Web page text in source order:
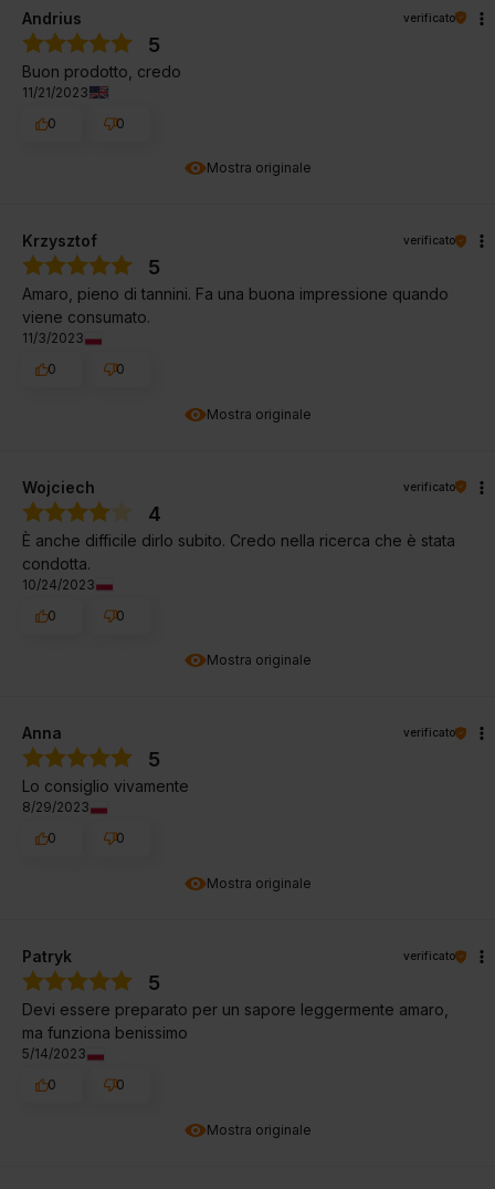
Mostra originale
Andrius verificato
5
Buon prodotto, credo
11/21/2023
0
0
Mostra originale
Krzysztof verificato
5
Amaro, pieno di tannini. Fa una buona impressione quando
viene consumato.
11/3/2023
0
0
Mostra originale
Wojciech verificato
4
È anche difficile dirlo subito. Credo nella ricerca che è stata
condotta.
10/24/2023
0
0
Mostra originale
Anna verificato
5
Lo consiglio vivamente
8/29/2023
0
0
Mostra originale
Patryk verificato
5
Devi essere preparato per un sapore leggermente amaro,
ma funziona benissimo
5/14/2023
0
0